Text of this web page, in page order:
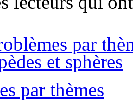
par
et sphères
par thèmes